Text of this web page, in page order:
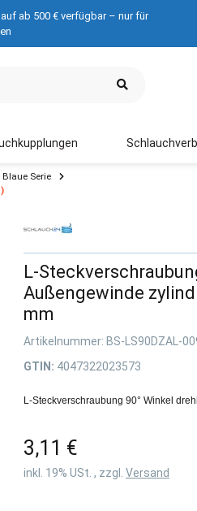
ab 500 € verfügbar – nur für
Serie
L-
Außengewinde
mm
Artikelnummer: BS-LS90DZAL-
GTIN: 4047322023573
L-Steckverschraubung 90° Winkel
3,11 €
inkl. 19% USt. , zzgl. Versand